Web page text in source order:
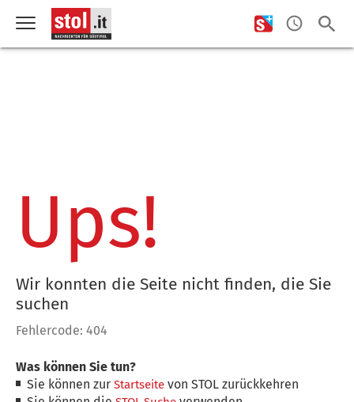
Ups!
Wir konnten die Seite nicht finden, die Sie
suchen
Fehlercode: 404
Was können Sie tun?
Sie können zurStartseite von STOL zurückkehren